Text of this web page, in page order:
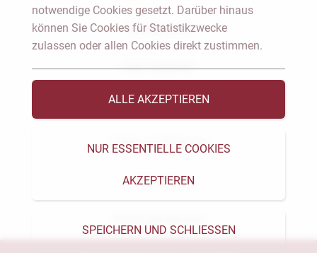
Fachgebiete
Das Notariat
Vorträge & Veröffentlichungen
Videos & Podcast
Aktuelles
notwendige Cookies gesetzt. Darüber hinaus
können Sie Cookies für Statistikzwecke
zulassen oder allen Cookies direkt zustimmen.
ALLE AKZEPTIEREN
NUR ESSENTIELLE COOKIES
AKZEPTIEREN
SPEICHERN UND SCHLIESSEN